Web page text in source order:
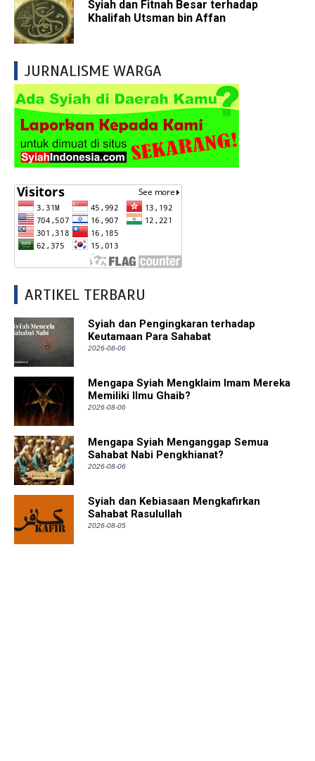
Syiah dan Fitnah Besar terhadap
Khalifah Utsman bin Affan
JURNALISME WARGA
ARTIKEL TERBARU
Syiah dan Pengingkaran terhadap
Keutamaan Para Sahabat
2026-08-06
Mengapa Syiah Mengklaim Imam Mereka
Memiliki Ilmu Ghaib?
2026-08-06
Mengapa Syiah Menganggap Semua
Sahabat Nabi Pengkhianat?
2026-08-06
Syiah dan Kebiasaan Mengkafirkan
Sahabat Rasulullah
2026-08-05